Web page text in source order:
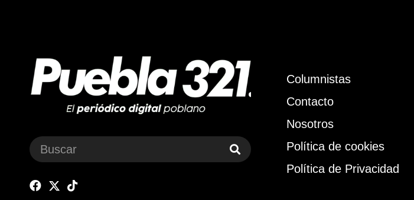
Columnistas
Contacto
Nosotros
Política de cookies
Política de Privacidad